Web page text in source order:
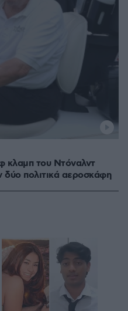
κλαμπ του Ντόναλντ
δύο πολιτικά αεροσκάφη